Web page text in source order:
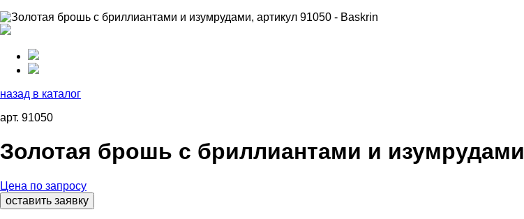
назад в каталог
арт. 91050
Золотая брошь с бриллиантами и изумрудами
Цена по запросу
оставить заявку